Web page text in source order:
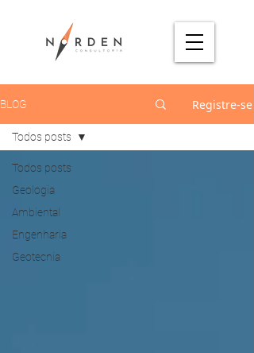
BLOG Registre-se
Todos posts
Geologia
Ambiental
Engenharia
Geotecnia
Todos posts